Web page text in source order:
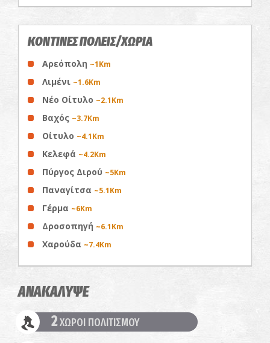
ΚΟΝΤΙΝΕΣ ΠΟΛΕΙΣ/ΧΩΡΙΑ
Αρεόπολη ~1Km
Λιμένι ~1.6Km
Νέο Οίτυλο ~2.1Km
Βαχός ~3.7Km
Οίτυλο ~4.1Km
Κελεφά ~4.2Km
Πύργος Διρού ~5Km
Παναγίτσα ~5.1Km
Γέρμα ~6Km
Δροσοπηγή ~6.1Km
Χαρούδα ~7.4Km
ΑΝΑΚΑΛΥΨΕ
2ΧΩΡΟΙ ΠΟΛΙΤΙΣΜΟΥ